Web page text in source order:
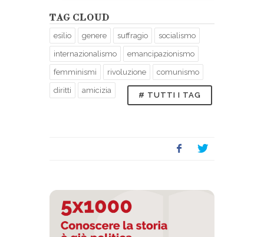
TAG CLOUD
esilio genere suffragio socialismo
internazionalismo emancipazionismo
femminismi rivoluzione comunismo
diritti amicizia
# TUTTI I TAG